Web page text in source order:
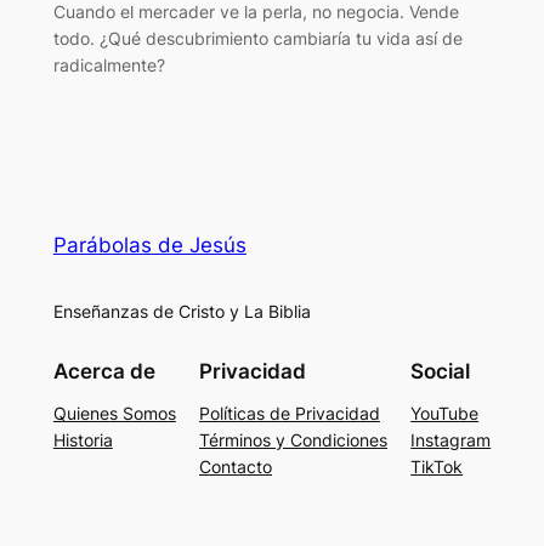
Cuando el mercader ve la perla, no negocia. Vende
todo. ¿Qué descubrimiento cambiaría tu vida así de
radicalmente?
Parábolas de Jesús
Enseñanzas de Cristo y La Biblia
Acerca de
Quienes Somos
Historia
Privacidad
Políticas de Privacidad
Términos y Condiciones
Contacto
Social
YouTube
Instagram
TikTok